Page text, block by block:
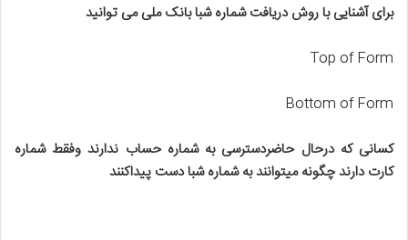
برای آشنایی با روش دریافت شماره شبا بانک ملی می توانید
Top of Form
Bottom of Form
کسانی که درحال حاضردسترسی به شماره حساب ندارند وفقط شماره
کارت دارند چگونه میتوانند به شماره شبا دست پیداکنند